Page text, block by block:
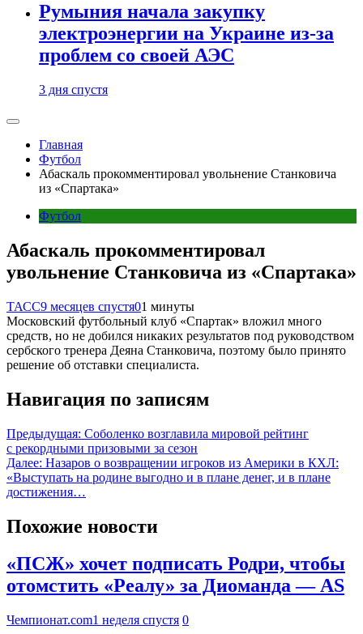
Румыния начала закупку
электроэнергии на Украине из-за
проблем со своей АЭС
3 дня спустя
Главная
Футбол
Абаскаль прокомментировал увольнение Станковича
из «Спартака»
Футбол
Абаскаль прокомментировал
увольнение Станковича из «Спартака»
ТАСС9 месяцев спустя01 минуты
Московский футбольный клуб «Спартак» вложил много
средств, но не добился никаких результатов под руководством
сербского тренера Деяна Станковича, поэтому было принято
решение об отставки специалиста.
Навигация по записям
Предыдущая: Соболенко возглавила мировой рейтинг
с рекордными призовыми за сезон
Далее: Назаров о возвращении игроков из Америки в КХЛ:
«Выступать на родине выгодно и в плане денег, и в плане
достижения…
Похожие новости
«ПСЖ» хочет подписать Родри, чтобы
отомстить «Реалу» за Диоманда — AS
Чемпионат.com1 неделя спустя 0